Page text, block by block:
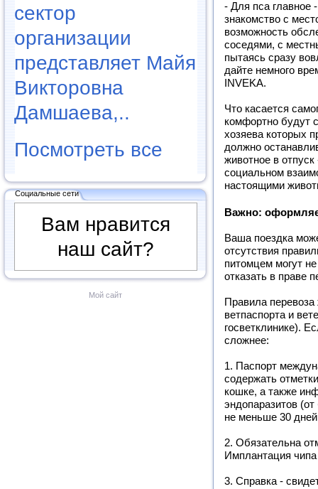
сектор
организации
представляет Майя
Викторовна
Дамшаева,..
Посмотреть все
Социальные сети
Вам нравится
наш сайт?
Мой сайт
- Для пса главное
знакомство с
возможность
соседями, с
пытаясь сразу
дайте немного
INVEKA.
Что касается
комфортно будут
хозяева которых
должно
животное в
социальном
настоящими
Важно:
Ваша поездка
отсутствия
питомцем могут
отказать в праве
Правила
ветпаспорта и
госветклинике).
сложнее:
1. Паспорт
содержать
кошке, а также
эндопаразитов
не меньше 30
2. Обязательна
Имплантация
3. Справка -